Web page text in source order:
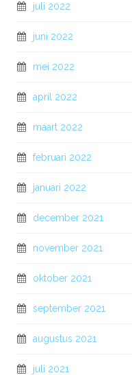
juli 2022
juni 2022
mei 2022
april 2022
maart 2022
februari 2022
januari 2022
december 2021
november 2021
oktober 2021
september 2021
augustus 2021
juli 2021